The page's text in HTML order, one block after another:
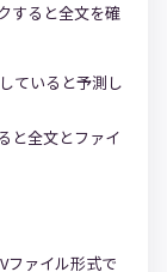
すると全文を確
ていると予測し
と全文とファイ
ファイル形式で